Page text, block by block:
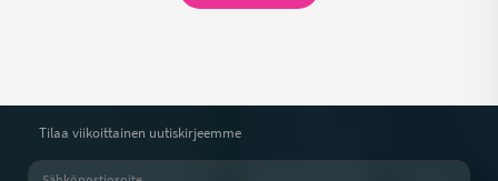
Tilaa viikoittainen uutiskirjeemme